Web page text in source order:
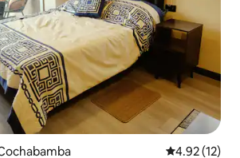
Calificación
4.92 (12)